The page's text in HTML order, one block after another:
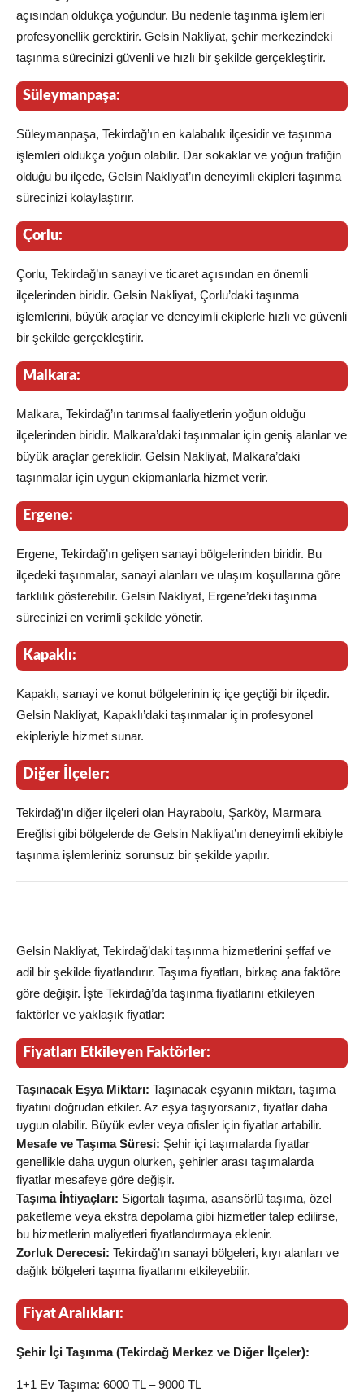
açısından oldukça yoğundur. Bu nedenle taşınma işlemleri
profesyonellik gerektirir. Gelsin Nakliyat, şehir merkezindeki
taşınma sürecinizi güvenli ve hızlı bir şekilde gerçekleştirir.
Süleymanpaşa:
Süleymanpaşa, Tekirdağ’ın en kalabalık ilçesidir ve taşınma
işlemleri oldukça yoğun olabilir. Dar sokaklar ve yoğun trafiğin
olduğu bu ilçede, Gelsin Nakliyat’ın deneyimli ekipleri taşınma
sürecinizi kolaylaştırır.
Çorlu:
Çorlu, Tekirdağ’ın sanayi ve ticaret açısından en önemli
ilçelerinden biridir. Gelsin Nakliyat, Çorlu’daki taşınma
işlemlerini, büyük araçlar ve deneyimli ekiplerle hızlı ve güvenli
bir şekilde gerçekleştirir.
Malkara:
Malkara, Tekirdağ’ın tarımsal faaliyetlerin yoğun olduğu
ilçelerinden biridir. Malkara’daki taşınmalar için geniş alanlar ve
büyük araçlar gereklidir. Gelsin Nakliyat, Malkara’daki
taşınmalar için uygun ekipmanlarla hizmet verir.
Ergene:
Ergene, Tekirdağ’ın gelişen sanayi bölgelerinden biridir. Bu
ilçedeki taşınmalar, sanayi alanları ve ulaşım koşullarına göre
farklılık gösterebilir. Gelsin Nakliyat, Ergene’deki taşınma
sürecinizi en verimli şekilde yönetir.
Kapaklı:
Kapaklı, sanayi ve konut bölgelerinin iç içe geçtiği bir ilçedir.
Gelsin Nakliyat, Kapaklı’daki taşınmalar için profesyonel
ekipleriyle hizmet sunar.
Diğer İlçeler:
Tekirdağ’ın diğer ilçeleri olan Hayrabolu, Şarköy, Marmara
Ereğlisi gibi bölgelerde de Gelsin Nakliyat’ın deneyimli ekibiyle
taşınma işlemleriniz sorunsuz bir şekilde yapılır.
Gelsin Nakliyat, Tekirdağ’daki taşınma hizmetlerini şeffaf ve
adil bir şekilde fiyatlandırır. Taşıma fiyatları, birkaç ana faktöre
göre değişir. İşte Tekirdağ’da taşınma fiyatlarını etkileyen
faktörler ve yaklaşık fiyatlar:
Fiyatları Etkileyen Faktörler:
Taşınacak Eşya Miktarı: Taşınacak eşyanın miktarı, taşıma
fiyatını doğrudan etkiler. Az eşya taşıyorsanız, fiyatlar daha
uygun olabilir. Büyük evler veya ofisler için fiyatlar artabilir.
Mesafe ve Taşıma Süresi: Şehir içi taşımalarda fiyatlar
genellikle daha uygun olurken, şehirler arası taşımalarda
fiyatlar mesafeye göre değişir.
Taşıma İhtiyaçları: Sigortalı taşıma, asansörlü taşıma, özel
paketleme veya ekstra depolama gibi hizmetler talep edilirse,
bu hizmetlerin maliyetleri fiyatlandırmaya eklenir.
Zorluk Derecesi: Tekirdağ’ın sanayi bölgeleri, kıyı alanları ve
dağlık bölgeleri taşıma fiyatlarını etkileyebilir.
Fiyat Aralıkları:
Şehir İçi Taşınma (Tekirdağ Merkez ve Diğer İlçeler):
1+1 Ev Taşıma: 6000 TL – 9000 TL